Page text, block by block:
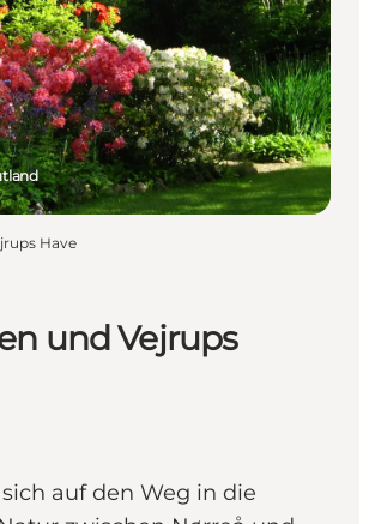
Regionen
und Vejrups
auf den Weg in die
Have